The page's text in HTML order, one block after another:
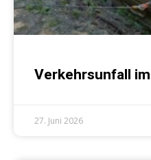
Verkehrsunfall
27. Juni 2026